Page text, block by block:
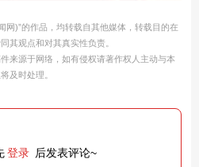
网)”的作品，均转载自其他媒体，转载目的在
其观点和对其真实性负责。
来源于网络，如有侵权请著作权人主动与本
及时处理。
登录 后发表评论~